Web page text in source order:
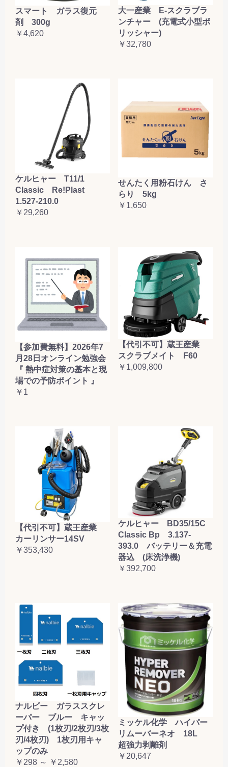
スマート ガラス復元
剤 300g
￥4,620
大一産業 E-スクラブラ
ンチャー (充電式小型ポ
リッシャー)
￥32,780
ケルヒャー T11/1
Classic Re!Plast
1.527-210.0
￥29,260
せんたく用粉石けん さ
らり 5kg
￥1,650
【参加費無料】2026年7
月28日オンライン勉強会
『 熱中症対策の基本と現
場での予防ポイント 』
￥1
【代引不可】蔵王産業
スクラブメイト F60
￥1,009,800
【代引不可】蔵王産業
カーリンサー14SV
￥353,430
ケルヒャー BD35/15C
Classic Bp 3.137-
393.0 バッテリー＆充電
器込 (床洗浄機)
￥392,700
ナルビー ガラススクレ
ーパー ブルー キャッ
プ付き (1枚刃/2枚刃/3枚
刃/4枚刃) 1枚刃用キャ
ップのみ
￥298 ～ ￥2,580
ミッケル化学 ハイパー
リムーバーネオ 18L
超強力剥離剤
￥20,647